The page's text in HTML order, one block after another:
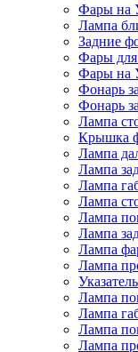
Фары на
Лампа
Задние
Фары для
Фары на
Фонарь
Фонарь
Лампа
Крышка
Лампа
Лампа
Лампа
Лампа
Лампа
Лампа
Лампа
Лампа
Лампа
Лампа
Лампа
Лампа